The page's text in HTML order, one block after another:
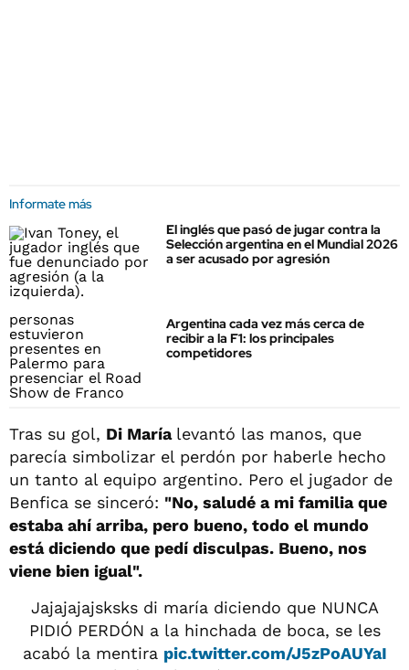
Informate más
El inglés que pasó de jugar contra la
Selección argentina en el Mundial 2026
a ser acusado por agresión
Argentina cada vez más cerca de
recibir a la F1: los principales
competidores
Tras su gol, Di María levantó las manos, que
parecía simbolizar el perdón por haberle hecho
un tanto al equipo argentino. Pero el jugador de
Benfica se sinceró: "No, saludé a mi familia que
estaba ahí arriba, pero bueno, todo el mundo
está diciendo que pedí disculpas. Bueno, nos
viene bien igual".
Jajajajajsksks di maría diciendo que NUNCA
PIDIÓ PERDÓN a la hinchada de boca, se les
acabó la mentira pic.twitter.com/J5zPoAUYaI